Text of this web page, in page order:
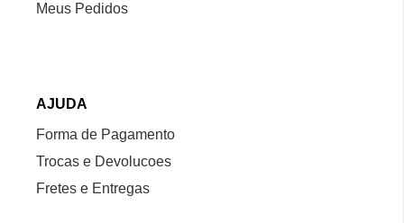
Meus Pedidos
AJUDA
Forma de Pagamento
Trocas e Devolucoes
Fretes e Entregas